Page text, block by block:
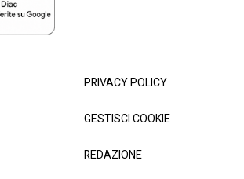
PRIVACY POLICY
GESTISCI COOKIE
REDAZIONE